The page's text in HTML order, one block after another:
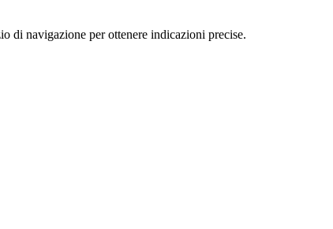
navigazione per ottenere indicazioni precise.